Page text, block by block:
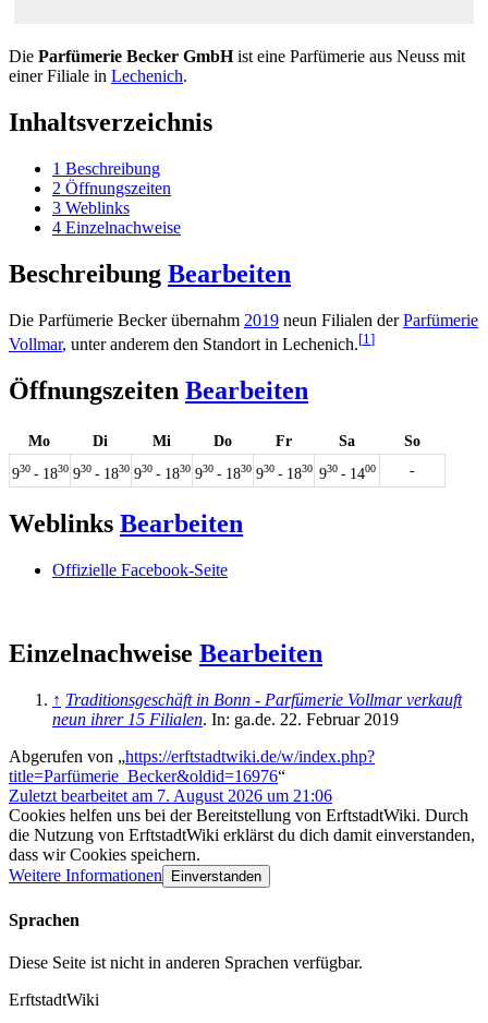
Die Parfümerie Becker GmbHist eine Parfümerie aus Neuss mit
einer Filiale in Lechenich.
Inhaltsverzeichnis
1 Beschreibung
2 Öffnungszeiten
3 Weblinks
4 Einzelnachweise
Beschreibung Bearbeiten
Die Parfümerie Becker übernahm 2019 neun Filialen derParfümerie
Vollmar, unter anderem den Standort in Lechenich.[1 ]
Öffnungszeiten Bearbeiten
Mo Di Mi Do Fr Sa
So
930- 1830 930- 1830 930- 1830 930- 1830 930- 1830 930- 1400 -
Weblinks Bearbeiten
Offizielle Facebook-Seite
Einzelnachweise Bearbeiten
↑ Traditionsgeschäft in Bonn - Parfümerie Vollmar verkauft
neun ihrer 15 Filialen. In: ga.de. 22. Februar 2019
Abgerufen von „https://erftstadtwiki.de/w/index.php?
title=Parfümerie_Becker&oldid=16976“
Zuletzt bearbeitet am 7. August 2026 um 21:06
Cookies helfen uns bei der Bereitstellung von ErftstadtWiki. Durch
die Nutzung von ErftstadtWiki erklärst du dich damit einverstanden,
dass wir Cookies speichern.
Weitere Informationen
Einverstanden
Sprachen
Diese Seite ist nicht in anderen Sprachen verfügbar.
ErftstadtWiki